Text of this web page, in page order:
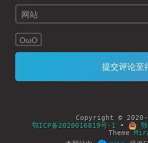
OωO
Copyright © 2020-
鄂ICP备2020016819号-1 •
鄂
Theme